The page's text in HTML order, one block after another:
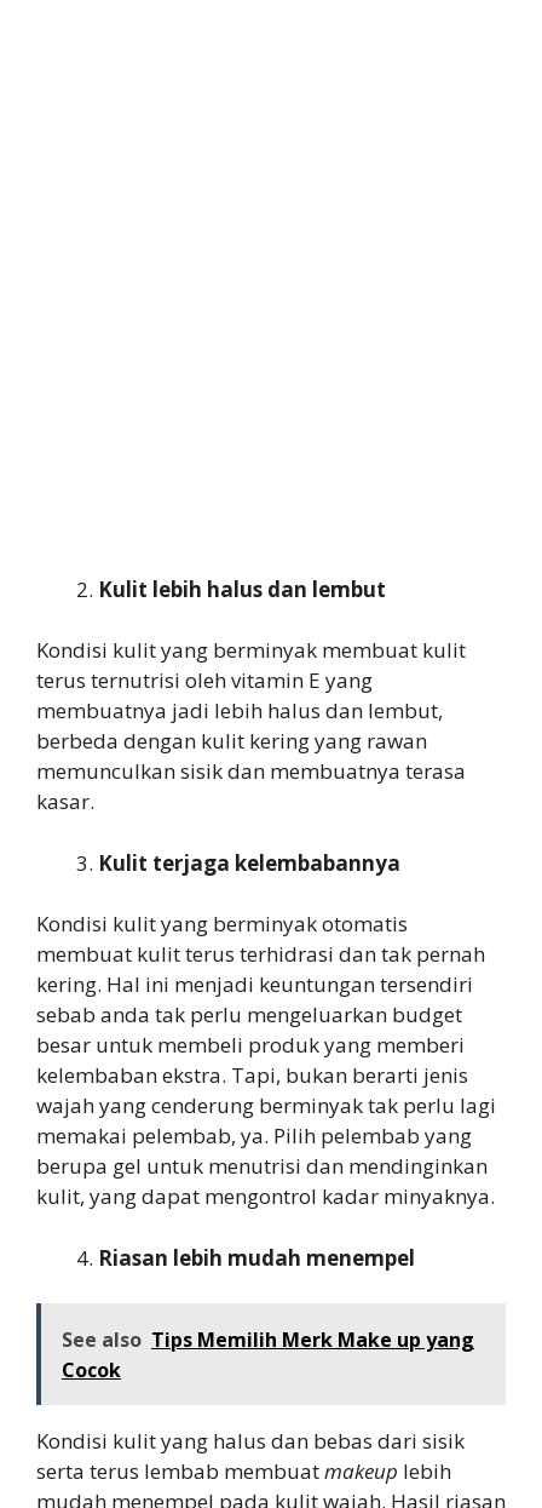
Kulit lebih halus dan lembut
Kondisi kulit yang berminyak membuat kulit
terus ternutrisi oleh vitamin E yang
membuatnya jadi lebih halus dan lembut,
berbeda dengan kulit kering yang rawan
memunculkan sisik dan membuatnya terasa
kasar.
Kulit terjaga kelembabannya
Kondisi kulit yang berminyak otomatis
membuat kulit terus terhidrasi dan tak pernah
kering. Hal ini menjadi keuntungan tersendiri
sebab anda tak perlu mengeluarkan budget
besar untuk membeli produk yang memberi
kelembaban ekstra. Tapi, bukan berarti jenis
wajah yang cenderung berminyak tak perlu lagi
memakai pelembab, ya. Pilih pelembab yang
berupa gel untuk menutrisi dan mendinginkan
kulit, yang dapat mengontrol kadar minyaknya.
Riasan lebih mudah menempel
See also Tips Memilih Merk Make up yang
Cocok
Kondisi kulit yang halus dan bebas dari sisik
serta terus lembab membuatmakeup lebih
mudah menempel pada kulit wajah. Hasil riasan